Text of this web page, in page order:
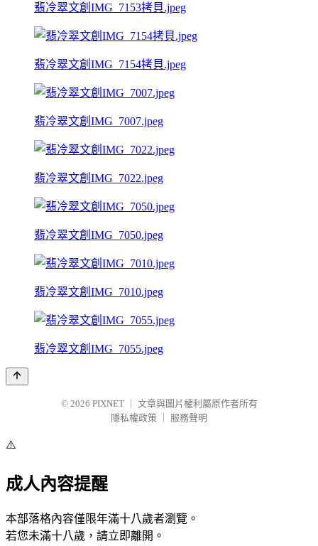
翡冷翠文創IMG_7153拷貝.jpeg
翡冷翠文創IMG_7154拷貝.jpeg
翡冷翠文創IMG_7007.jpeg
翡冷翠文創IMG_7022.jpeg
翡冷翠文創IMG_7050.jpeg
翡冷翠文創IMG_7010.jpeg
翡冷翠文創IMG_7055.jpeg
© 2026 PIXNET
文章與圖片權利屬原作者所有
隱私權政策
服務聲明
⚠️
成人內容提醒
本部落格內容僅限年滿十八歲者瀏覽。
若您未滿十八歲，請立即離開。